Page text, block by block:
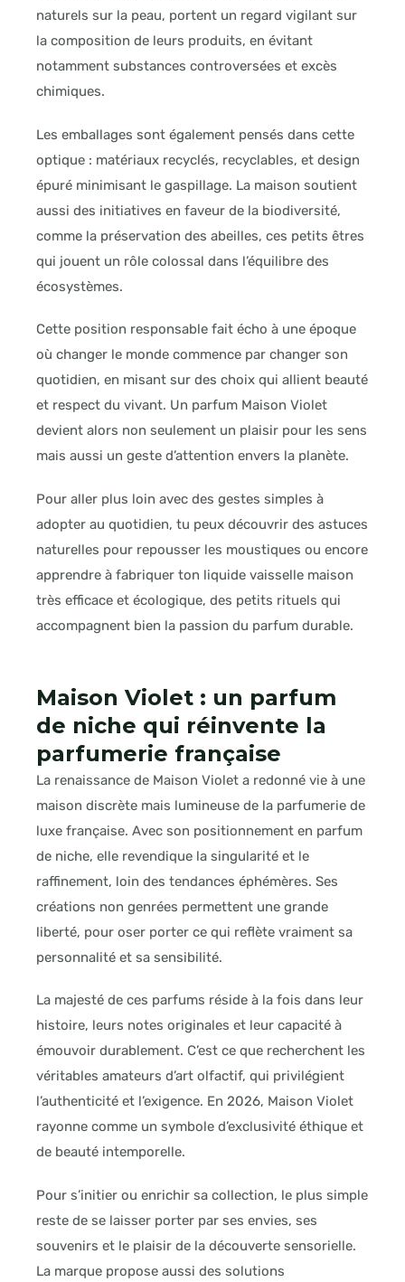
naturels sur la peau, portent un regard vigilant sur
la composition de leurs produits, en évitant
notamment substances controversées et excès
chimiques.
Les emballages sont également pensés dans cette
optique : matériaux recyclés, recyclables, et design
épuré minimisant le gaspillage. La maison soutient
aussi des initiatives en faveur de la biodiversité,
comme la préservation des abeilles, ces petits êtres
qui jouent un rôle colossal dans l’équilibre des
écosystèmes.
Cette position responsable fait écho à une époque
où changer le monde commence par changer son
quotidien, en misant sur des choix qui allient beauté
et respect du vivant. Un parfum Maison Violet
devient alors non seulement un plaisir pour les sens
mais aussi un geste d’attention envers la planète.
Pour aller plus loin avec des gestes simples à
adopter au quotidien, tu peux découvrir des astuces
naturelles pour repousser les moustiques ou encore
apprendre à fabriquer ton liquide vaisselle maison
très efficace et écologique, des petits rituels qui
accompagnent bien la passion du parfum durable.
Maison Violet : un parfum
de niche qui réinvente la
parfumerie française
La renaissance de Maison Violet a redonné vie à une
maison discrète mais lumineuse de la parfumerie de
luxe française. Avec son positionnement en parfum
de niche, elle revendique la singularité et le
raffinement, loin des tendances éphémères. Ses
créations non genrées permettent une grande
liberté, pour oser porter ce qui reflète vraiment sa
personnalité et sa sensibilité.
La majesté de ces parfums réside à la fois dans leur
histoire, leurs notes originales et leur capacité à
émouvoir durablement. C’est ce que recherchent les
véritables amateurs d’art olfactif, qui privilégient
l’authenticité et l’exigence. En 2026, Maison Violet
rayonne comme un symbole d’exclusivité éthique et
de beauté intemporelle.
Pour s’initier ou enrichir sa collection, le plus simple
reste de se laisser porter par ses envies, ses
souvenirs et le plaisir de la découverte sensorielle.
La marque propose aussi des solutions